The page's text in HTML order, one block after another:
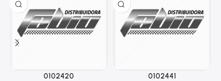
0102420 0102441